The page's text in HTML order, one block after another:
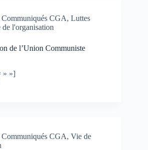
Communiqués CGA, Luttes
de l'organisation
de l’Union Communiste
» »]
Communiqués CGA, Vie de